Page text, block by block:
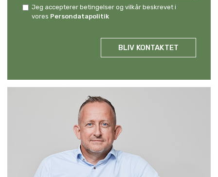
Jeg accepterer betingelser og vilkår beskrevet i
vores Persondatapolitik
;